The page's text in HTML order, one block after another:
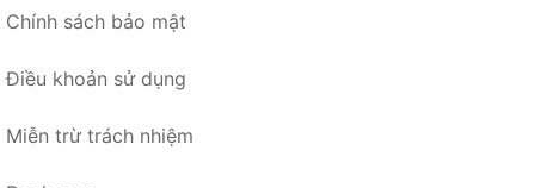
Chính sách bảo mật
Điều khoản sử dụng
Miễn trừ trách nhiệm